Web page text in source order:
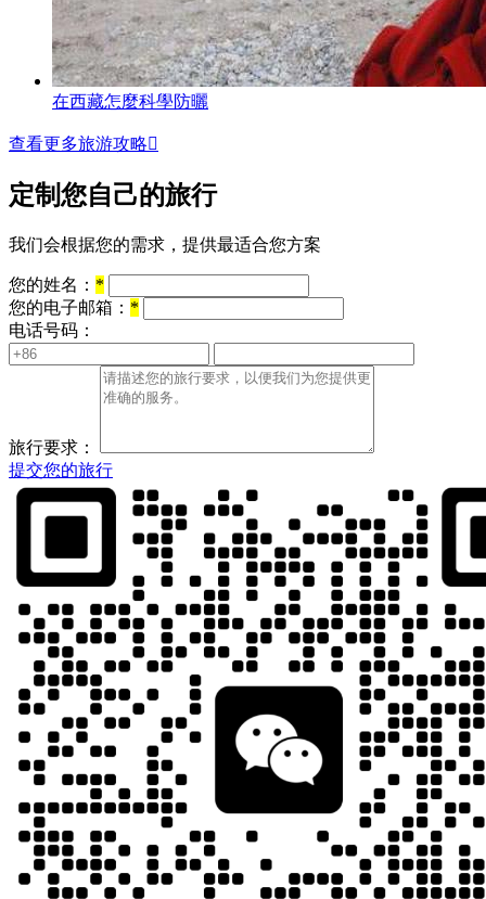
在西藏怎麼科學防曬
查看更多旅游攻略
定制您自己的旅行
我们会根据您的需求，提供最适合您方案
您的姓名： *
您的电子邮箱： *
电话号码：
旅行要求：
提交您的旅行